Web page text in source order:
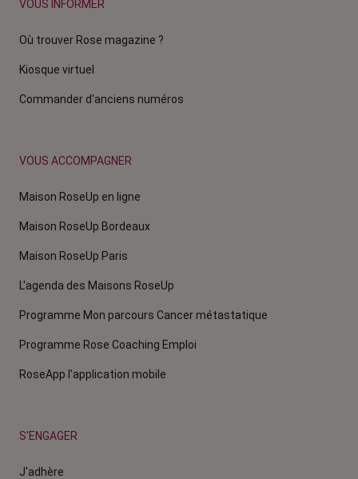
VOUS INFORMER
Où trouver Rose magazine ?
Kiosque virtuel
Commander d'anciens numéros
VOUS ACCOMPAGNER
Maison RoseUp en ligne
Maison RoseUp Bordeaux
Maison RoseUp Paris
L'agenda des Maisons RoseUp
Programme Mon parcours Cancer métastatique
Programme Rose Coaching Emploi
RoseApp l’application mobile
S'ENGAGER
J'adhère